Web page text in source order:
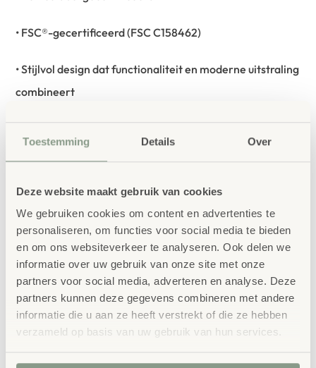
Toestemming Details Over
Deze website maakt gebruik van cookies
We gebruiken cookies om content en advertenties te
personaliseren, om functies voor social media te bieden
en om ons websiteverkeer te analyseren. Ook delen we
informatie over uw gebruik van onze site met onze
partners voor social media, adverteren en analyse. Deze
partners kunnen deze gegevens combineren met andere
informatie die u aan ze heeft verstrekt of die ze hebben
verzameld op basis van uw gebruik van hun services.
• FSC®-gecertificeerd (FSC C158462)
• Stijlvol design dat functionaliteit en moderne uitstraling
combineert
• 1x Legamaster whiteboard marker TZ1 (zwart, blauw,
rood en groen)
• Kartonnen bordwisser
• Kartonnen markerhouder
• Kartonnen accessoirehouder
• Drie magneten